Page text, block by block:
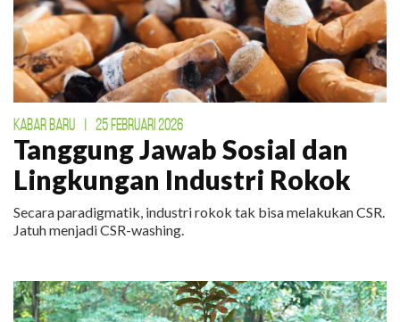
KABAR BARU | 25 FEBRUARI 2026
Tanggung Jawab Sosial dan
Lingkungan Industri Rokok
Secara paradigmatik, industri rokok tak bisa melakukan CSR.
Jatuh menjadi CSR-washing.